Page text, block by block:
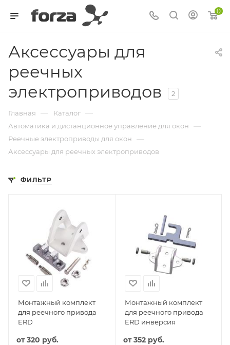
0
Аксессуары для
реечных
электроприводов
2
Главная — Каталог —
Автоматика и дистанционное управление для окон —
Реечные электроприводы для окон —
Аксессуары для реечных электроприводов
ФИЛЬТР
Монтажный комплект
для реечного привода
ERD
от320 руб.
Монтажный комплект
для реечного привода
ERD инверсия
от352 руб.